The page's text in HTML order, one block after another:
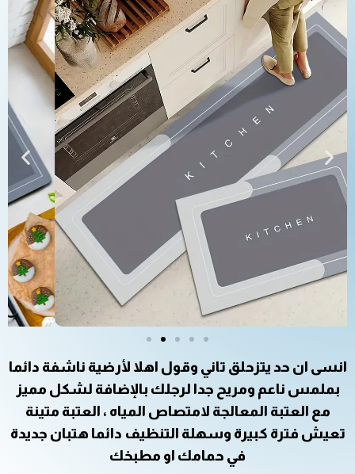
انسى ان حد يتزحلق تاني وقول اهلا لأرضية ناشفة دائما
بملمس ناعم ومريح جدا لرجلك بالإضافة لشكل مميز
مع العتبة المعالجة لامتصاص المياه ، العتبة متينة
تعيش فترة كبيرة وسهلة التنظيف دائما هتبان جديدة
في حمامك او مطبخك